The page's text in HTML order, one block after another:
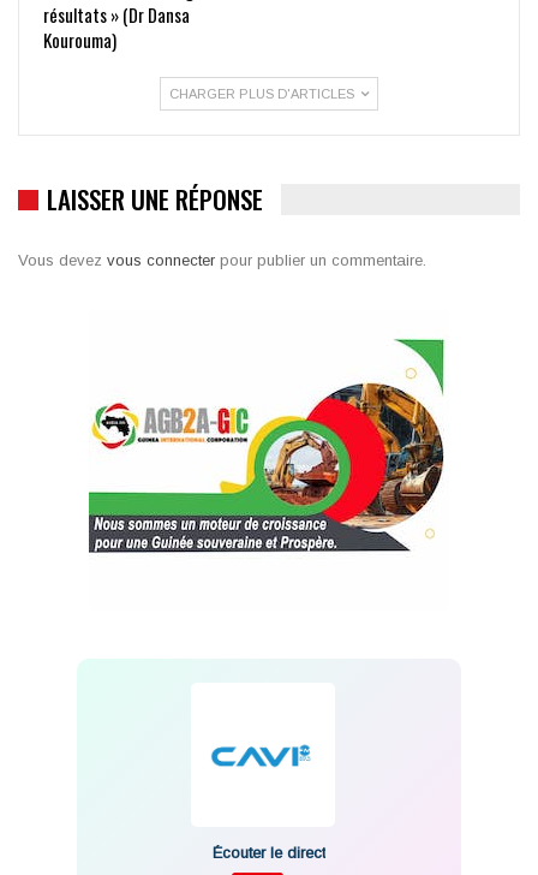
résultats » (Dr Dansa
Kourouma)
CHARGER PLUS D'ARTICLES
LAISSER UNE RÉPONSE
Vous devez vous connecter pour publier un commentaire.
Écouter le direct